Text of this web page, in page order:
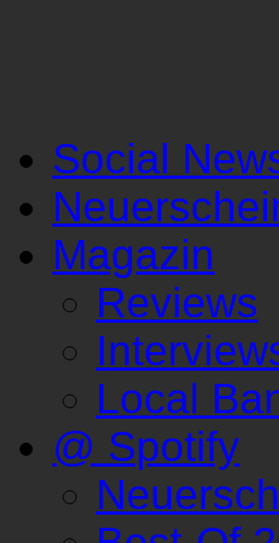
Social
Magazin
Reviews
Local
@ Spotify